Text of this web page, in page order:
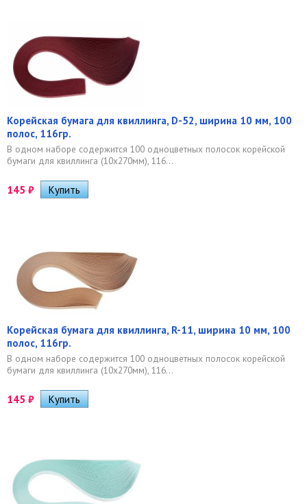
Корейская бумага для квиллинга, D-52, ширина 10 мм, 100
полос, 116гр.
В одном наборе содержится 100 одноцветных полосок корейской
бумаги для квиллинга (10х270мм), 116...
145 ₽
Корейская бумага для квиллинга, R-11, ширина 10 мм, 100
полос, 116гр.
В одном наборе содержится 100 одноцветных полосок корейской
бумаги для квиллинга (10х270мм), 116...
145 ₽